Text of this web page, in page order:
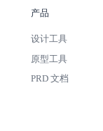
产品
设计工具
原型工具
PRD 文档